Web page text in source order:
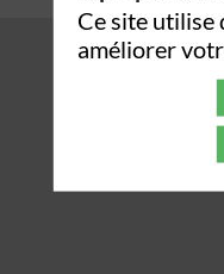
Ce site utilise
améliorer